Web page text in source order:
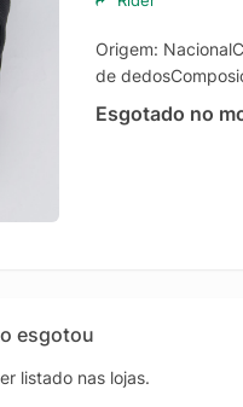
Origem:
de
Esgotado no
esgotou
listado nas lojas.